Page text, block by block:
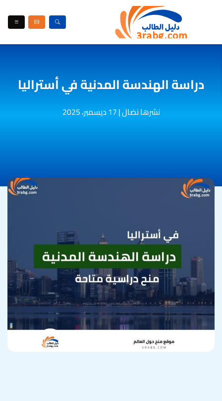
دراسة الهندسة المدنية في أستراليا
نشرها نضال|17 ديسمبر، 2025